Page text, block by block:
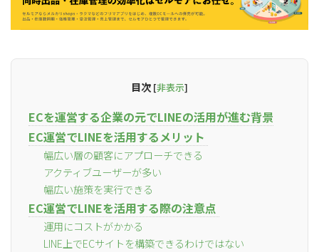
目次 [非表示]
ECを運営する企業の元でLINEの活用が進む背景
EC運営でLINEを活用するメリット
幅広い層の顧客にアプローチできる
アクティブユーザーが多い
幅広い施策を実行できる
EC運営でLINEを活用する際の注意点
運用にコストがかかる
LINE上でECサイトを構築できるわけではない